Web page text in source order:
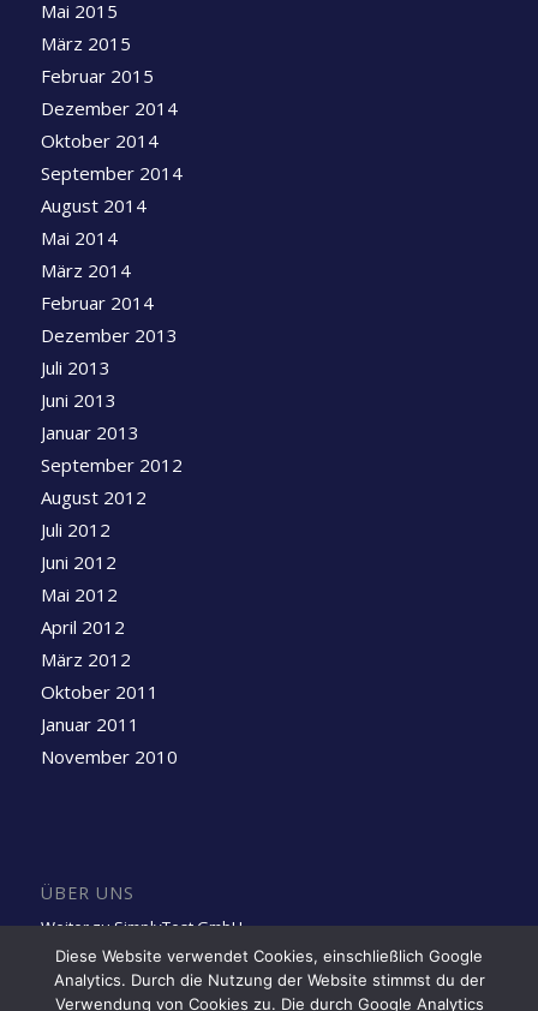
Mai 2015
März 2015
Februar 2015
Dezember 2014
Oktober 2014
September 2014
August 2014
Mai 2014
März 2014
Februar 2014
Dezember 2013
Juli 2013
Juni 2013
Januar 2013
September 2012
August 2012
Juli 2012
Juni 2012
Mai 2012
April 2012
März 2012
Oktober 2011
Januar 2011
November 2010
ÜBER UNS
Weiter zu SimplyTest GmbH
Folge uns auf LinkedIn
Diese Website verwendet Cookies, einschließlich Google
Analytics. Durch die Nutzung der Website stimmst du der
Verwendung von Cookies zu. Die durch Google Analytics